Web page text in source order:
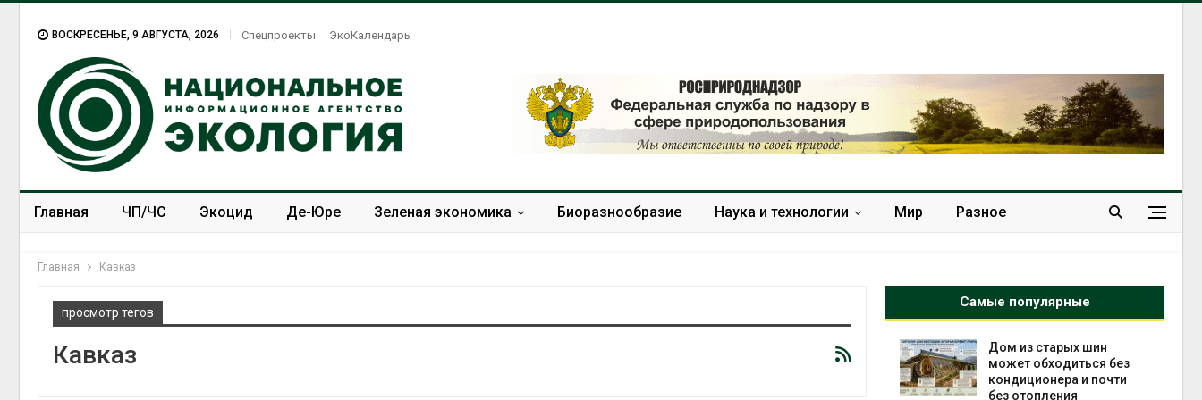
ВОСКРЕСЕНЬЕ, 9 АВГУСТА, 2026 Спецпроекты ЭкоКалендарь
Главная ЧП/ЧС Экоцид Де-Юре Зеленая экономика Биоразнообразие Наука и технологии Мир Разное
Главная Кавказ
просмотр тегов
Кавказ
Самые популярные
Банановые стебли в
Бангладеш превращают в
Дом из старых шин
может обходиться без
кондиционера и почти
без отопления